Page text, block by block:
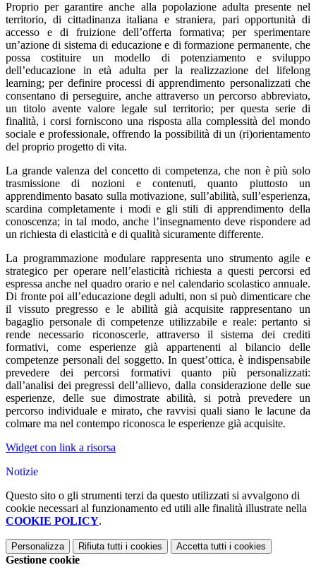
Proprio per garantire anche alla popolazione adulta presente nel
territorio, di cittadinanza italiana e straniera, pari opportunità di
accesso e di fruizione dell’offerta formativa; per sperimentare
un’azione di sistema di educazione e di formazione permanente, che
possa costituire un modello di potenziamento e sviluppo
dell’educazione in età adulta per la realizzazione del lifelong
learning; per definire processi di apprendimento personalizzati che
consentano di perseguire, anche attraverso un percorso abbreviato,
un titolo avente valore legale sul territorio; per questa serie di
finalità, i corsi forniscono una risposta alla complessità del mondo
sociale e professionale, offrendo la possibilità di un (ri)orientamento
del proprio progetto di vita.
La grande valenza del concetto di competenza, che non è più solo
trasmissione di nozioni e contenuti, quanto piuttosto un
apprendimento basato sulla motivazione, sull’abilità, sull’esperienza,
scardina completamente i modi e gli stili di apprendimento della
conoscenza; in tal modo, anche l’insegnamento deve rispondere ad
un richiesta di elasticità e di qualità sicuramente differente.
La programmazione modulare rappresenta uno strumento agile e
strategico per operare nell’elasticità richiesta a questi percorsi ed
espressa anche nel quadro orario e nel calendario scolastico annuale.
Di fronte poi all’educazione degli adulti, non si può dimenticare che
il vissuto pregresso e le abilità già acquisite rappresentano un
bagaglio personale di competenze utilizzabile e reale: pertanto si
rende necessario riconoscerle, attraverso il sistema dei crediti
formativi, come esperienze già appartenenti al bilancio delle
competenze personali del soggetto. In quest’ottica, è indispensabile
prevedere dei percorsi formativi quanto più personalizzati:
dall’analisi dei pregressi dell’allievo, dalla considerazione delle sue
esperienze, delle sue dimostrate abilità, si potrà prevedere un
percorso individuale e mirato, che ravvisi quali siano le lacune da
colmare ma nel contempo riconosca le esperienze già acquisite.
Widget con link a risorsa
Notizie
Questo sito o gli strumenti terzi da questo utilizzati si avvalgono di
cookie necessari al funzionamento ed utili alle finalità illustrate nella
COOKIE POLICY.
Personalizza Rifiuta tutti i cookies Accetta tutti i cookies
Gestione cookie